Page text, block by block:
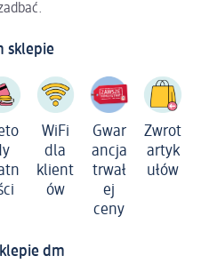
sklepie
WiFi
dla
klient
ów
Gwar
ancja
trwał
ej
ceny
Zwrot
artyk
ułów
dm